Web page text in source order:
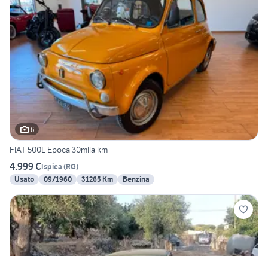
6
FIAT 500L Epoca 30mila km
4.999 €Ispica (RG)
Usato
09/1960 31265 Km Benzina